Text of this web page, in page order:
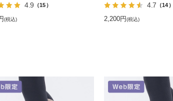
4.9 （15）
(税込)
4.7 （14）
2,200円(税込)